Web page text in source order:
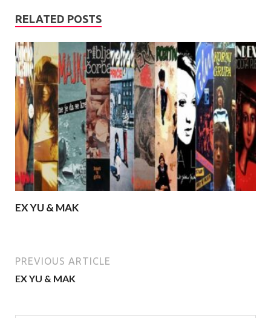
RELATED POSTS
EX YU & MAK
PREVIOUS ARTICLE
EX YU & MAK